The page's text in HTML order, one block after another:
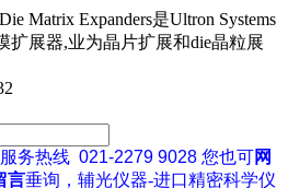
Matrix Expanders是Ultron Systems
扩展器,业为晶片扩展和die晶粒展
服务热线 021-2279 9028 您也可网
言垂询，辅光仪器-进口精密科学仪